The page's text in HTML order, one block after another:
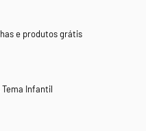
e produtos grátis
Tema Infantil